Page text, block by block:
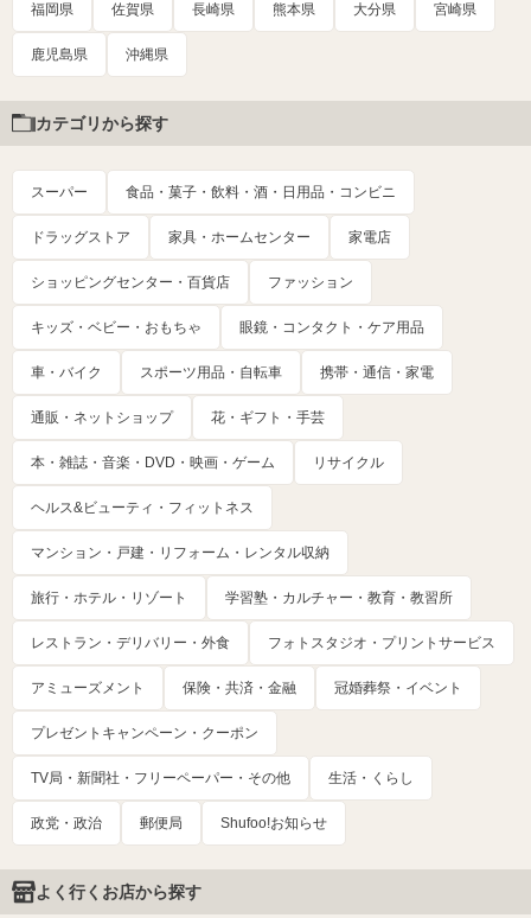
福岡県 佐賀県 長崎県 熊本県 大分県 宮崎県
鹿児島県 沖縄県
カテゴリから探す
スーパー 食品・菓子・飲料・酒・日用品・コンビニ
ドラッグストア 家具・ホームセンター 家電店
ショッピングセンター・百貨店 ファッション
キッズ・ベビー・おもちゃ 眼鏡・コンタクト・ケア用品
車・バイク スポーツ用品・自転車 携帯・通信・家電
通販・ネットショップ 花・ギフト・手芸
本・雑誌・音楽・DVD・映画・ゲーム リサイクル
ヘルス&ビューティ・フィットネス
マンション・戸建・リフォーム・レンタル収納
旅行・ホテル・リゾート 学習塾・カルチャー・教育・教習所
レストラン・デリバリー・外食 フォトスタジオ・プリントサービス
アミューズメント 保険・共済・金融 冠婚葬祭・イベント
プレゼントキャンペーン・クーポン
TV局・新聞社・フリーペーパー・その他 生活・くらし
政党・政治 郵便局 Shufoo!お知らせ
よく行くお店から探す